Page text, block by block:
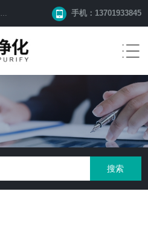
欢迎访问上海沪净医疗器械有限公司网站！ 手机：13701933845